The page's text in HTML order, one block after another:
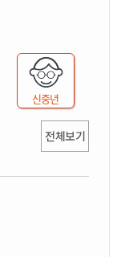
신중년
전체보기